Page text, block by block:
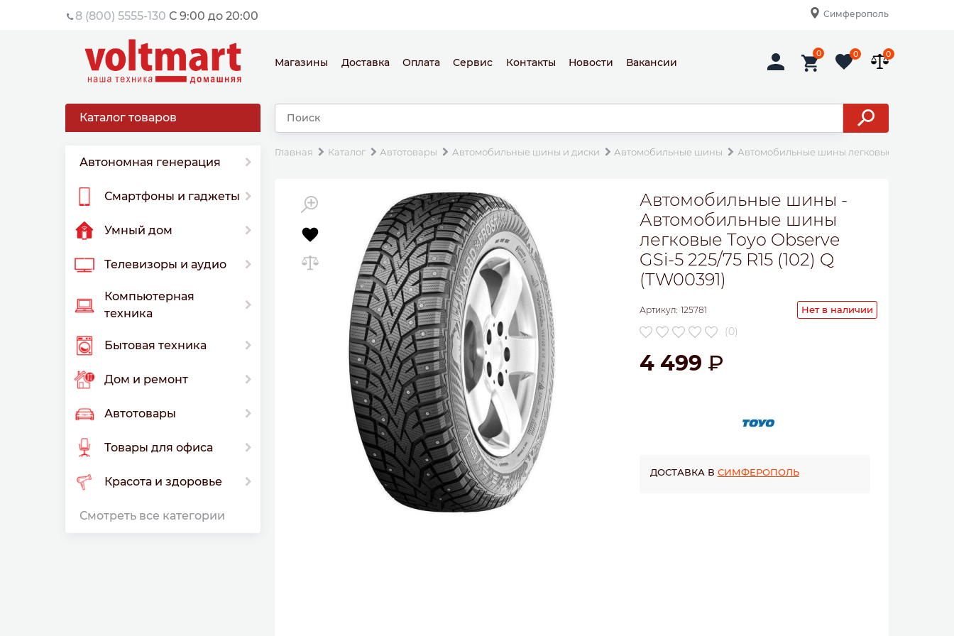
8 (800) 5555-130 С 9:00 до 20:00 Симферополь
Магазины Доставка Оплата Сервис Контакты Новости Вакансии
0 0 0
Каталог товаров
Автономная генерация
Смартфоны и гаджеты
Умный дом
Телевизоры и аудио
Компьютерная
техника
Бытовая техника
Дом и ремонт
Автотовары
Товары для офиса
Красота и здоровье
Смотреть все категории
Главная Каталог Автотовары Автомобильные шины и диски Автомобильные шины Автомобильные шины легковые Toyo Observe
Автомобильные шины -
Автомобильные шины
легковые Toyo Observe
GSi-5 225/75 R15 (102) Q
(TW00391)
Артикул: 125781 Нет в наличии
(0)
4 499
ДОСТАВКА В СИМФЕРОПОЛЬ